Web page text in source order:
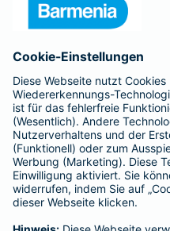
Ombudsmann für private
Postfach 060222, 10052 Berlin
Impressum
Barmenia Versicherung - Anil
Feuerbachstr. 69
65428 Rüsselsheim am Main
Tel. 01516 8151629
E-Mail anil.anik@barmenia.de